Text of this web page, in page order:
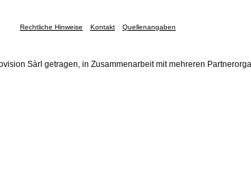
Rechtliche Hinweise Kontakt Quellenangaben
Sàrl getragen, in Zusammenarbeit mit mehreren